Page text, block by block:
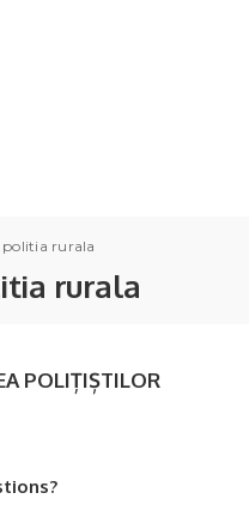
politia rurala
rurala
POLIȚIȘTILOR